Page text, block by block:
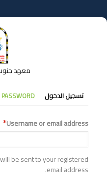
إلى
المحتوى
معهد
التبويبات
الأساسية
تسجيل الدخول PASSWORD
Username or email address
be sent to your registered
email address.